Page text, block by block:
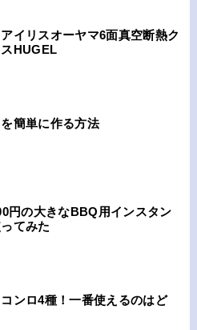
イリスオーヤマ6面真空断熱ク
HUGEL
簡単に作る方法
円の大きなBBQ用インスタン
てみた
ンロ4種！一番使えるのはど